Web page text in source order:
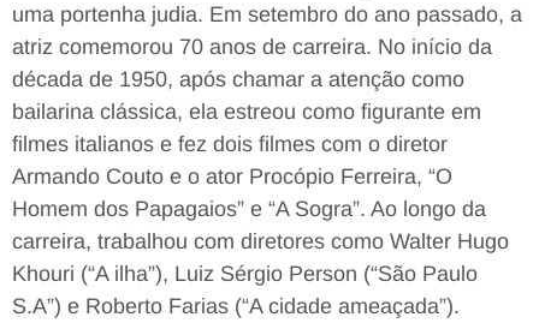
uma portenha judia. Em setembro do ano passado, a
atriz comemorou 70 anos de carreira. No início da
década de 1950, após chamar a atenção como
bailarina clássica, ela estreou como figurante em
filmes italianos e fez dois filmes com o diretor
Armando Couto e o ator Procópio Ferreira, “O
Homem dos Papagaios” e “A Sogra”. Ao longo da
carreira, trabalhou com diretores como Walter Hugo
Khouri (“A ilha”), Luiz Sérgio Person (“São Paulo
S.A”) e Roberto Farias (“A cidade ameaçada”).